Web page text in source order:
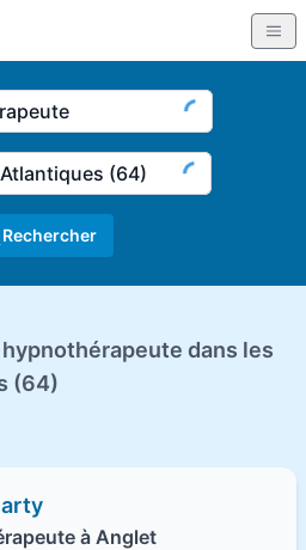
Nom du praticien, profession
Ville
Rechercher
hypnothérapeute dans les
(64)
à Anglet